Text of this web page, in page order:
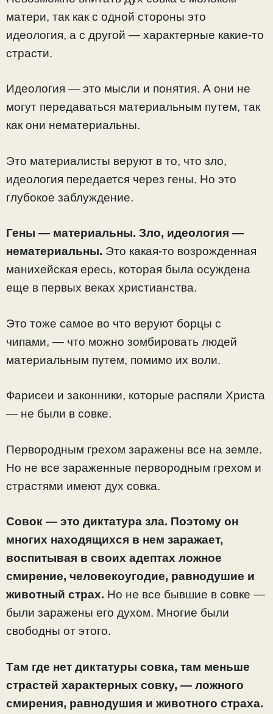
матери, так как с одной стороны это
идеология, а с другой — характерные какие-то
страсти.
Идеология — это мысли и понятия. А они не
могут передаваться материальным путем, так
как они нематериальны.
Это материалисты веруют в то, что зло,
идеология передается через гены. Но это
глубокое заблуждение.
Гены — материальны. Зло, идеология —
нематериальны. Это какая-то возрожденная
манихейская ересь, которая была осуждена
еще в первых веках христианства.
Это тоже самое во что веруют борцы с
чипами, — что можно зомбировать людей
материальным путем, помимо их воли.
Фарисеи и законники, которые распяли Христа
— не были в совке.
Первородным грехом заражены все на земле.
Но не все зараженные первородным грехом и
страстями имеют дух совка.
Совок — это диктатура зла. Поэтому он
многих находящихся в нем заражает,
воспитывая в своих адептах ложное
смирение, человекоугодие, равнодушие и
животный страх. Но не все бывшие в совке —
были заражены его духом. Многие были
свободны от этого.
Там где нет диктатуры совка, там меньше
страстей характерных совку, — ложного
смирения, равнодушия и животного страха.